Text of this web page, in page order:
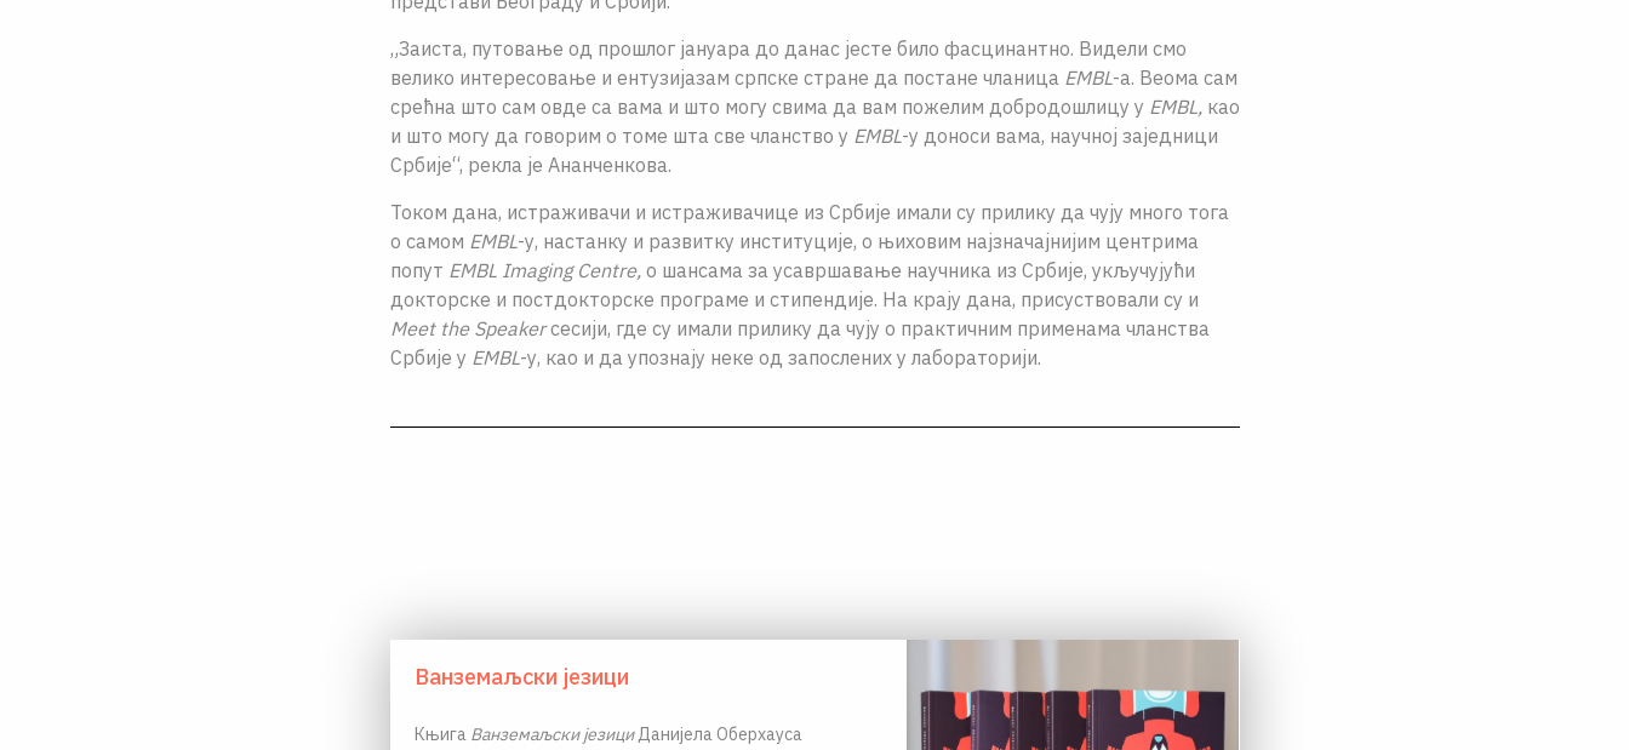
„Заиста, путовање од прошлог јануара до данас јесте било фасцинантно. Видели смо
велико интересовање и ентузијазам српске стране да постане чланица EMBL-а. Веома сам
срећна што сам овде са вама и што могу свима да вам пожелим добродошлицу у EMBL,као
и што могу да говорим о томе шта све чланство у EMBL-у доноси вама, научној заједници
Србије“, рекла је Ананченкова.
Током дана, истраживачи и истраживачице из Србије имали су прилику да чују много тога
о самом EMBL-у, настанку и развитку институције, о њиховим најзначајнијим центрима
попут EMBL Imaging Centre, о шансама за усавршавање научника из Србије, укључујући
докторске и постдокторске програме и стипендије. На крају дана, присуствовали су и
Meet the Speakerсесији, где су имали прилику да чују о практичним применама чланства
Србије у EMBL-у, као и да упознају неке од запослених у лабораторији.
Ванземаљски језици
Књига Ванземаљски језициДанијела Оберхауса